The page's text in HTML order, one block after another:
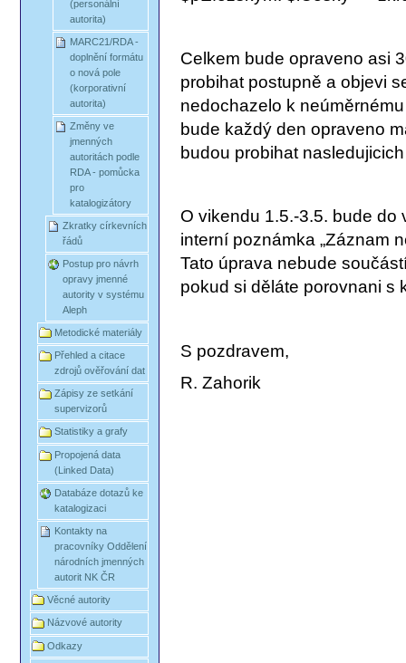
(personální
autorita)
MARC21/RDA -
doplnění formátu
o nová pole
(korporativní
autorita)
Změny ve
jmenných
autoritách podle
RDA - pomůcka
pro
katalogizátory
Zkratky církevních
řádů
Postup pro návrh
opravy jmenné
autority v systému
Aleph
Metodické materiály
Přehled a citace
zdrojů ověřování dat
Zápisy ze setkání
supervizorů
Statistiky a grafy
Propojená data
(Linked Data)
Databáze dotazů ke
katalogizaci
Kontakty na
pracovníky Oddělení
národních jmenných
autorit NK ČR
Věcné autority
Názvové autority
Odkazy
Celkem bude opraveno asi
probihat postupně a objevi
nedochazelo k
bude každý den opraveno
budou probihat
O vikendu 1.5.-3.5. bude
interní poznámka „Záznam
Tato úprava nebude
pokud si děláte porovnani s
S pozdravem,
R. Zahorik